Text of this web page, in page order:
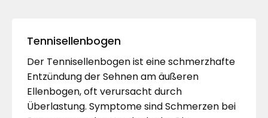
Tennisellenbogen
Der Tennisellenbogen ist eine schmerzhafte
Entzündung der Sehnen am äußeren
Ellenbogen, oft verursacht durch
Überlastung. Symptome sind Schmerzen bei